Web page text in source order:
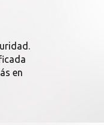
en